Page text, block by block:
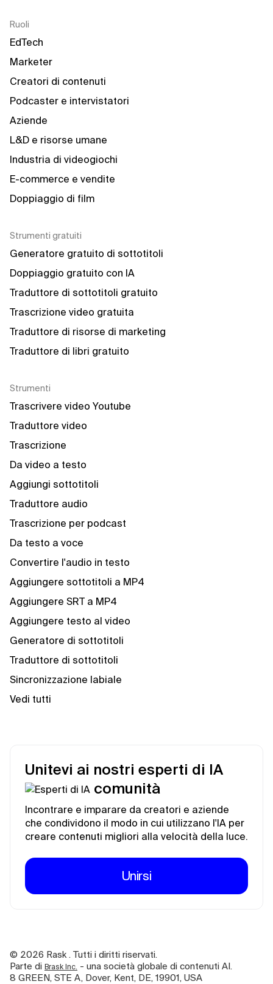
Ruoli
EdTech
Marketer
Creatori di contenuti
Podcaster e intervistatori
Aziende
L&D e risorse umane
Industria di videogiochi
E-commerce e vendite
Doppiaggio di film
Strumenti gratuiti
Generatore gratuito di sottotitoli
Doppiaggio gratuito con IA
Traduttore di sottotitoli gratuito
Trascrizione video gratuita
Traduttore di risorse di marketing
Traduttore di libri gratuito
Strumenti
Trascrivere video Youtube
Traduttore video
Trascrizione
Da video a testo
Aggiungi sottotitoli
Traduttore audio
Trascrizione per podcast
Da testo a voce
Convertire l'audio in testo
Aggiungere sottotitoli a MP4
Aggiungere SRT a MP4
Aggiungere testo al video
Generatore di sottotitoli
Traduttore di sottotitoli
Sincronizzazione labiale
Vedi tutti
Unitevi ai nostri esperti di IA
comunità
Incontrare e imparare da creatori e aziende
che condividono il modo in cui utilizzano l'IA per
creare contenuti migliori alla velocità della luce.
Unirsi
© 2026 Rask . Tutti i diritti riservati.
Parte di Brask Inc.
- una società globale di contenuti AI.
8 GREEN, STE A, Dover, Kent, DE, 19901, USA